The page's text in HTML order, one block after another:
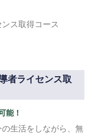
者ライセンス取
能！
生活をしながら、無